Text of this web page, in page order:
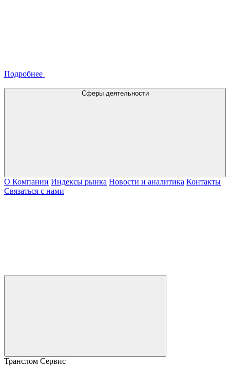
Подробнее
Сферы деятельности
О Компании Индексы рынка Новости и аналитика Контакты
Связаться с нами
Транслом Сервис